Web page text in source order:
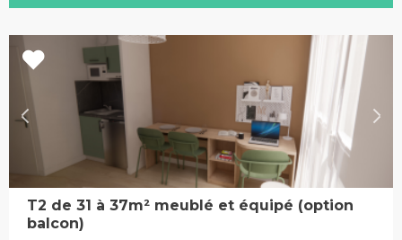
T2 de 31 à 37m² meublé et équipé (option
balcon)